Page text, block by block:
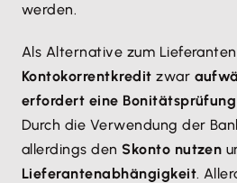
werden.
Als Alternative zum
Kontokorrentkredit zwar
erfordert eine Bonitätsprüfung
Durch die Verwendung der
allerdings denSkonto nutzen
Lieferantenabhängigkeit.